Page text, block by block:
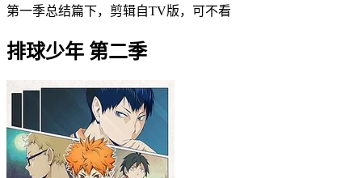
第一季总结篇下，剪辑自TV版，可不看
排球少年 第二季